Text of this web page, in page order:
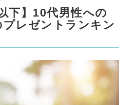
下】10代男性への
レゼントランキン